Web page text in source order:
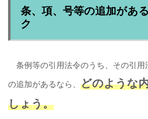
条、項、号等の追加があ
ク
条例等の引用法令のうち、その引用
の追加があるなら、 どのような
しょう。